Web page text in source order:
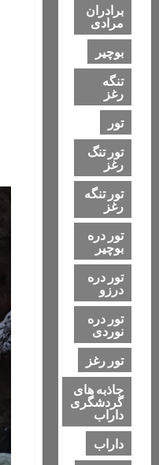
برادران
مرادی
بوچیر
تنگه
رغز
تور
تور تنگ
رغز
تور تنگه
رغز
تور دره
بوچیر
تور دره
درزو
تور دره
نوردی
تور رغز
جاذبه های
گردشگری
داراب
داراب